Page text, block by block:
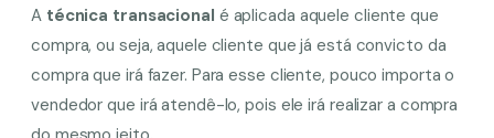
A técnica transacional é aplicada aquele cliente que
compra, ou seja, aquele cliente que já está convicto da
compra que irá fazer. Para esse cliente, pouco importa o
vendedor que irá atendê-lo, pois ele irá realizar a compra